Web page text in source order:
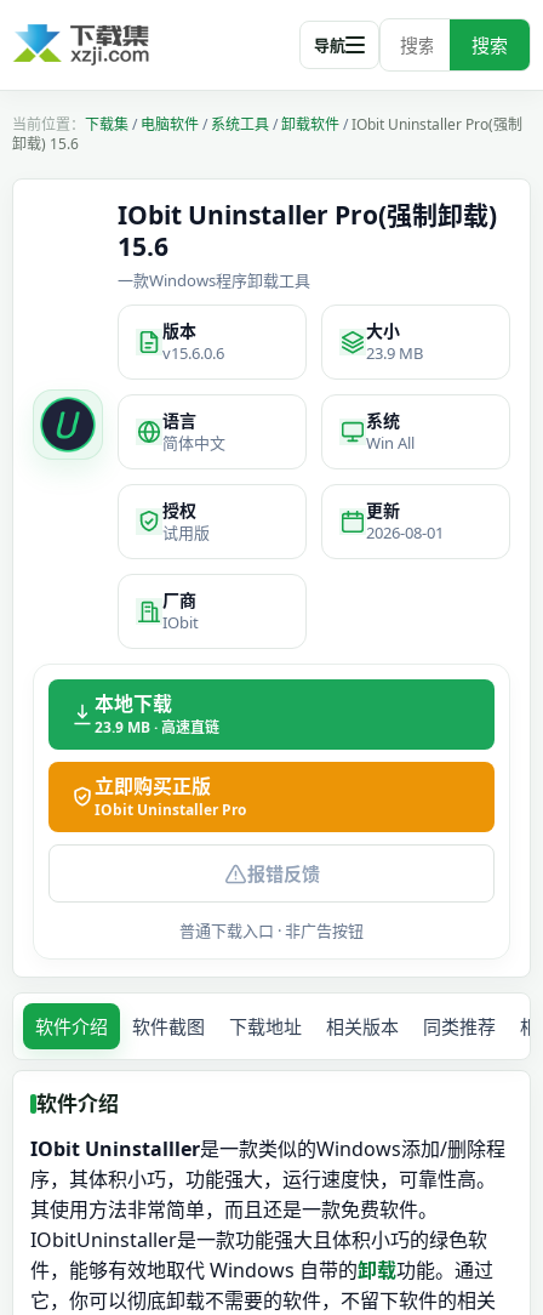
搜索
导航
下载集/电脑软件/系统工具/卸载软件/IObit Uninstaller Pro(强制
卸载) 15.6
IObit Uninstaller Pro(强制卸载)
15.6
一款Windows程序卸载工具
版本
v15.6.0.6
大小
23.9 MB
语言
简体中文
系统
Win All
授权
试用版
更新
2026-08-01
厂商
IObit
本地下载
23.9 MB · 高速直链
立即购买正版
IObit Uninstaller Pro
报错反馈
普通下载入口 · 非广告按钮
软件介绍 软件截图 下载地址 相关版本 同类推荐 相
软件介绍
IObit Uninstalller是一款类似的Windows添加/删除程
序，其体积小巧，功能强大，运行速度快，可靠性高。
其使用方法非常简单，而且还是一款免费软件。
IObitUninstaller是一款功能强大且体积小巧的绿色软
件，能够有效地取代 Windows 自带的卸载功能。通过
它，你可以彻底卸载不需要的软件，不留下软件的相关